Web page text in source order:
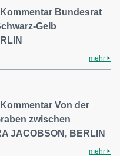
Bundesrat
Gelb
mehr
Von der
zwischen
JACOBSON, BERLIN
mehr